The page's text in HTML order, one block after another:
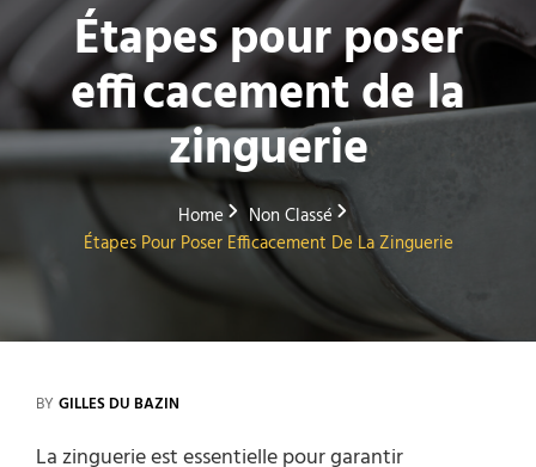
Étapes pour poser
efficacement de la
zinguerie
Home
Non Classé
Étapes Pour Poser Efficacement De La Zinguerie
BY GILLES DU BAZIN
La zinguerie est essentielle pour garantir